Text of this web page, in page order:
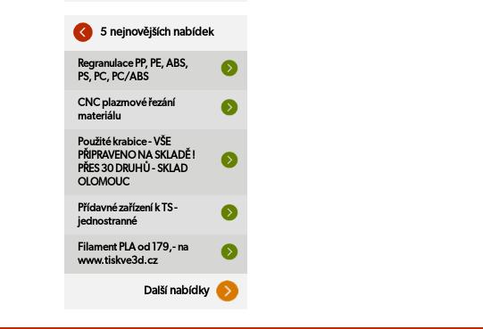
5 nejnovějších nabídek
Regranulace PP, PE, ABS,
PS, PC, PC/ABS
CNC plazmové řezání
materiálu
Použité krabice - VŠE
PŘIPRAVENO NA SKLADĚ !
PŘES 30 DRUHŮ - SKLAD
OLOMOUC
Přídavné zařízení k TS -
jednostranné
Filament PLA od 179,- na
www.tiskve3d.cz
Další nabídky